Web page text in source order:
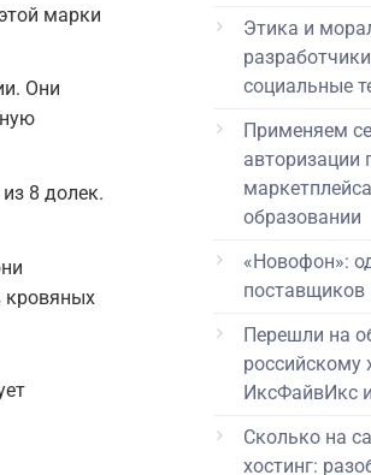
марки
Они
8 долек.
кровяных
Этика и
социальные
Применяем
авторизации
образовании
«Новофон»:
поставщиков
Перешли на
российскому
ИксФайвИкс
Сколько на
хостинг: